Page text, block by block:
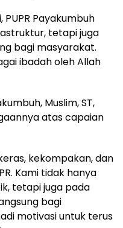
PUPR Payakumbuh
tetapi juga
bagi masyarakat.
ibadah oleh Allah
Muslim, ST,
atas capaian
kekompakan, dan
Kami tidak hanya
tetapi juga pada
bagi
motivasi untuk terus